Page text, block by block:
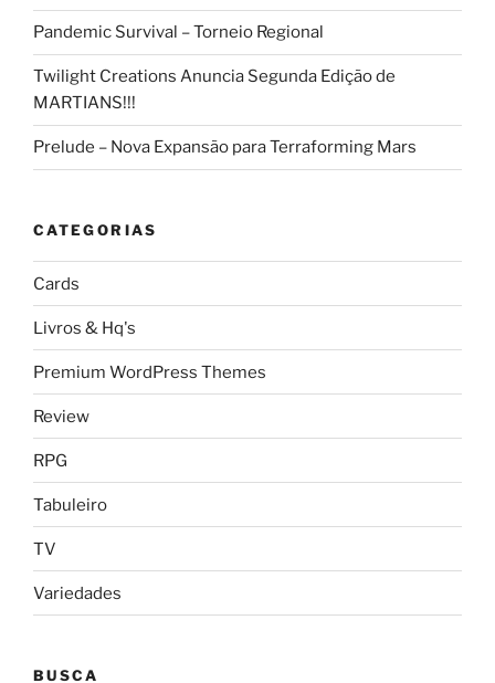
Pandemic Survival – Torneio Regional
Twilight Creations Anuncia Segunda Edição de
MARTIANS!!!
Prelude – Nova Expansão para Terraforming Mars
CATEGORIAS
Cards
Livros & Hq's
Premium WordPress Themes
Review
RPG
Tabuleiro
TV
Variedades
BUSCA